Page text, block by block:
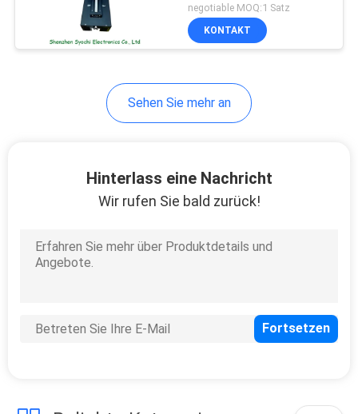
negotiable MOQ:1 Satz
KONTAKT
Sehen Sie mehr an
Hinterlass eine Nachricht
Wir rufen Sie bald zurück!